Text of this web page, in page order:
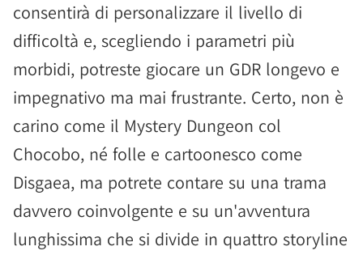
consentirà di personalizzare il livello di
difficoltà e, scegliendo i parametri più
morbidi, potreste giocare un GDR longevo e
impegnativo ma mai frustrante. Certo, non è
carino come il Mystery Dungeon col
Chocobo, né folle e cartoonesco come
Disgaea, ma potrete contare su una trama
davvero coinvolgente e su un'avventura
lunghissima che si divide in quattro storyline